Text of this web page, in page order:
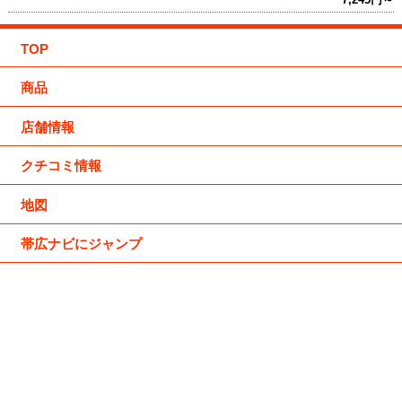
TOP
商品
店舗情報
クチコミ情報
地図
帯広ナビにジャンプ